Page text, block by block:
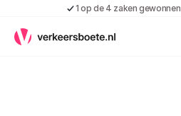
1 op de 4 zaken gewonnen
Kennis